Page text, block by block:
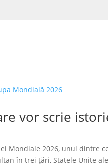
vor scrie
Mondiale 2026, unul dintre
în trei țări, Statele Unite